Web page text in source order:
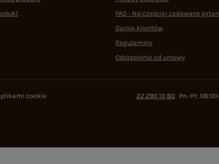
FAQ - Najczęściej zadawane
Opinie klientów
Regulaminy
Odstąpienie od umowy
cookie 22 290 10 80 Pn.-Pt.